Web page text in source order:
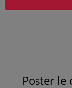
Poster le